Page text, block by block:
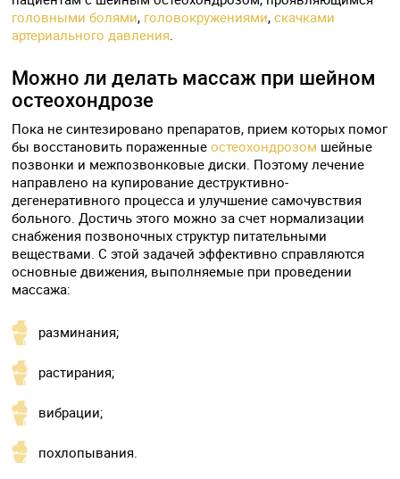
головными болями, головокружениями,скачками
артериального давления
Можно ли делать массаж при шейном
остеохондрозе
Пока не синтезировано препаратов, прием которых помог
бы восстановить пораженныеостеохондрозом шейные
позвонки и межпозвонковые диски. Поэтому лечение
направлено на купирование деструктивно-
дегенеративного процесса и улучшение самочувствия
больного. Достичь этого можно за счет нормализации
снабжения позвоночных структур питательными
веществами. С этой задачей эффективно справляются
основные движения, выполняемые при проведении
массажа:
разминания;
растирания;
вибрации;
похлопывания.